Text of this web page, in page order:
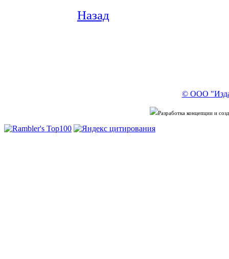
Назад
© ООО
Разработка концепции и